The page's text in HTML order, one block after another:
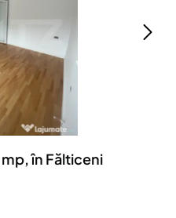
în Fălticeni